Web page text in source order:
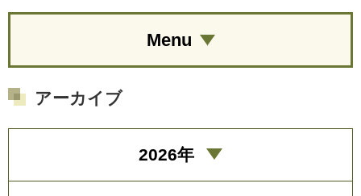
Menu
アーカイブ
2026年